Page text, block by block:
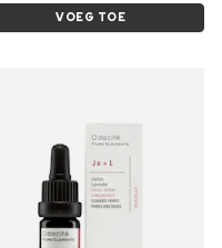
VOEG TOE